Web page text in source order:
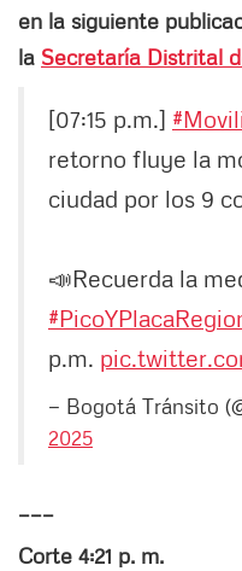
en la siguiente
la Secretaría Distrital
[07:15 p.m.]
retorno fluye la
ciudad por los 9
📣Recuerda la
p.m.
— Bogotá Tránsito
2025
Corte 4:21 p. m.